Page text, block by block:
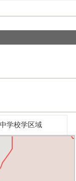
学校学区域